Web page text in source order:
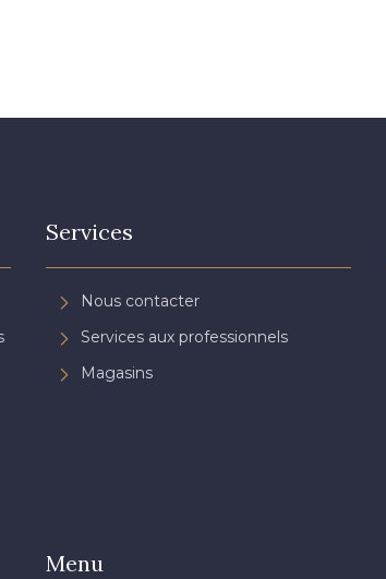
Services
Nous contacter
Services aux professionnels
Magasins
Menu